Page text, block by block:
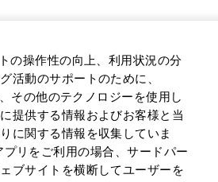
の操作性の向上、利用状況の分
活動のサポートのために、
その他のテクノロジーを使用し
提供する情報およびお客様と当
に関する情報を収集していま
プリをご利用の場合、サードパー
ブサイトを横断してユーザーを